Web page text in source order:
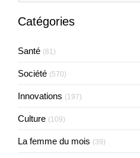
Catégories
Santé (81)
Société (570)
Innovations (197)
Culture (109)
La femme du mois (39)